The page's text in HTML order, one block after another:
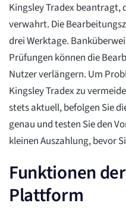
Kingsley Tradex beantragt,
verwahrt. Die
drei Werktage.
Prüfungen können die
Nutzer verlängern. Um
Kingsley Tradex zu
stets aktuell, befolgen Sie
genau und testen Sie den
kleinen Auszahlung, bevor
Funktionen
Plattform